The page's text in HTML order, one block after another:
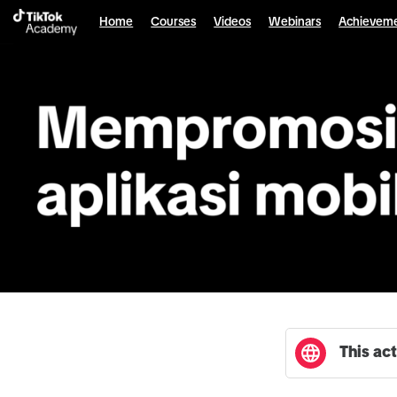
Home Courses Videos Webinars
English selected
This